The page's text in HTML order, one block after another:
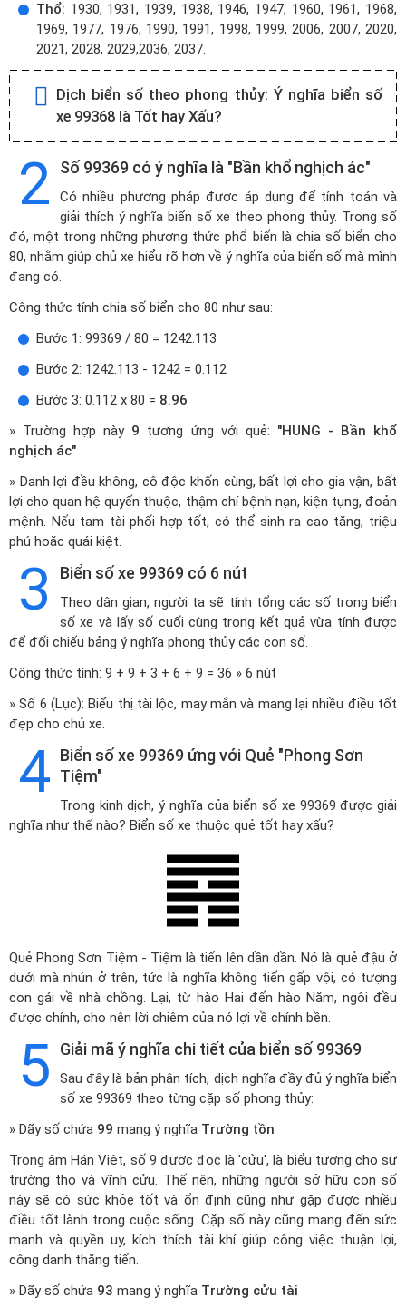
Thổ: 1930, 1931, 1939, 1938, 1946, 1947, 1960, 1961, 1968,
1969, 1977, 1976, 1990, 1991, 1998, 1999, 2006, 2007, 2020,
2021, 2028, 2029,2036, 2037.
Dịch biển số theo phong thủy: Ý nghĩa biển số
xe 99368 là Tốt hay Xấu?
2 Số 99369 có ý nghĩa là "Bần khổ nghịch ác"
Có nhiều phương pháp được áp dụng để tính toán và
giải thích ý nghĩa biển số xe theo phong thủy. Trong số
đó, một trong những phương thức phổ biến là chia số biển cho
80, nhằm giúp chủ xe hiểu rõ hơn về ý nghĩa của biển số mà mình
đang có.
Công thức tính chia số biển cho 80 như sau:
Bước 1: 99369 / 80 = 1242.113
Bước 2: 1242.113 - 1242 = 0.112
Bước 3: 0.112 x 80 = 8.96
» Trường hợp này 9 tương ứng với quẻ: "HUNG - Bần khổ
nghịch ác"
» Danh lợi đều không, cô độc khốn cùng, bất lợi cho gia vận, bất
lợi cho quan hệ quyến thuộc, thậm chí bệnh nạn, kiện tụng, đoản
mệnh. Nếu tam tài phối hợp tốt, có thể sinh ra cao tăng, triệu
phú hoặc quái kiệt.
3 Biển số xe 99369 có 6 nút
Theo dân gian, người ta sẽ tính tổng các số trong biển
số xe và lấy số cuối cùng trong kết quả vừa tính được
để đối chiếu bảng ý nghĩa phong thủy các con số.
Công thức tính: 9 + 9 + 3 + 6 + 9 = 36 » 6 nút
» Số 6 (Lục): Biểu thị tài lộc, may mắn và mang lại nhiều điều tốt
đẹp cho chủ xe.
4 Biển số xe 99369 ứng với Quẻ "Phong Sơn
Tiệm"
Trong kinh dịch, ý nghĩa của biển số xe 99369 được giải
nghĩa như thế nào? Biển số xe thuộc quẻ tốt hay xấu?
Quẻ Phong Sơn Tiệm - Tiệm là tiến lên dần dần. Nó là quẻ đậu ở
dưới mà nhún ở trên, tức là nghĩa không tiến gấp vội, có tượng
con gái về nhà chồng. Lại, từ hào Hai đến hào Năm, ngôi đều
được chính, cho nên lời chiêm của nó lợi về chính bền.
5 Giải mã ý nghĩa chi tiết của biển số 99369
Sau đây là bản phân tích, dịch nghĩa đầy đủ ý nghĩa biển
số xe 99369 theo từng cặp số phong thủy:
» Dãy số chứa 99 mang ý nghĩa Trường tồn
Trong âm Hán Việt, số 9 được đọc là 'cửu', là biểu tượng cho sự
trường thọ và vĩnh cửu. Thế nên, những người sở hữu con số
này sẽ có sức khỏe tốt và ổn định cũng như gặp được nhiều
điều tốt lành trong cuộc sống. Cặp số này cũng mang đến sức
mạnh và quyền uy, kích thích tài khí giúp công việc thuận lợi,
công danh thăng tiến.
» Dãy số chứa 93 mang ý nghĩa Trường cửu tài